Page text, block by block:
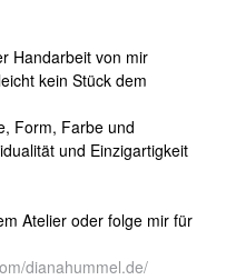
Handarbeit von mir
kein Stück dem
Form, Farbe und
und Einzigartigkeit
Atelier oder folge mir für
dianahummel.de/